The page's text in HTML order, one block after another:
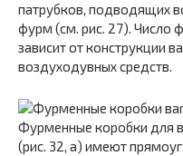
патрубков, подводящих
фурм (см. рис. 27). Число
зависит от конструкции
воздуходувных средств.
Фурменные коробки для
(рис. 32, а) имеют